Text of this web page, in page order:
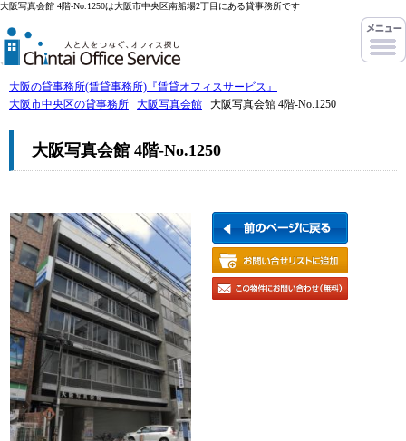
大阪写真会館 4階-No.1250は大阪市中央区南船場2丁目にある貸事務所です
大阪の貸事務所(賃貸事務所)『賃貸オフィスサービス』
大阪市中央区の貸事務所
大阪写真会館 大阪写真会館 4階-No.1250
大阪写真会館 4階-No.1250